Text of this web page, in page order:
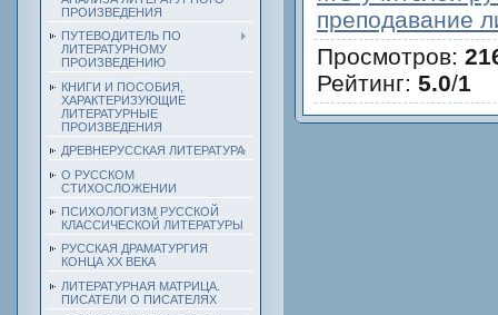
ПРОИЗВЕДЕНИЯ
ПУТЕВОДИТЕЛЬ ПО
ЛИТЕРАТУРНОМУ
ПРОИЗВЕДЕНИЮ
КНИГИ И ПОСОБИЯ,
ХАРАКТЕРИЗУЮЩИЕ
ЛИТЕРАТУРНЫЕ
ПРОИЗВЕДЕНИЯ
ДРЕВНЕРУССКАЯ ЛИТЕРАТУРА
О РУССКОМ
СТИХОСЛОЖЕНИИ
ПСИХОЛОГИЗМ РУССКОЙ
КЛАССИЧЕСКОЙ ЛИТЕРАТУРЫ
РУССКАЯ ДРАМАТУРГИЯ
КОНЦА ХХ ВЕКА
ЛИТЕРАТУРНАЯ МАТРИЦА.
ПИСАТЕЛИ О ПИСАТЕЛЯХ
преподавание
Просмотров:
Рейтинг: 5.0/1